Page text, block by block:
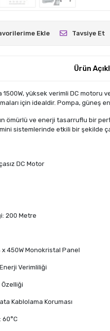
Ekle Tavsiye Et
Ürün
1500W, yüksek verimli DC
için idealdir. Pompa, güneş
ömürlü ve enerji tasarruflu bir
sistemlerinde etkili bir şekilde
DC Motor
200 Metre
450W Monokristal Panel
Verimliliği
Özelliği
Kablolama Koruması
60°C